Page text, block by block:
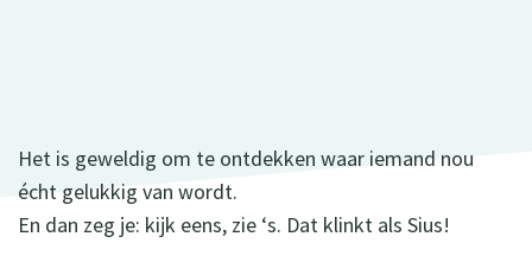
Het is geweldig om te ontdekken waar iemand nou
écht gelukkig van wordt.
En dan zeg je: kijk eens, zie ‘s. Dat klinkt als Sius!